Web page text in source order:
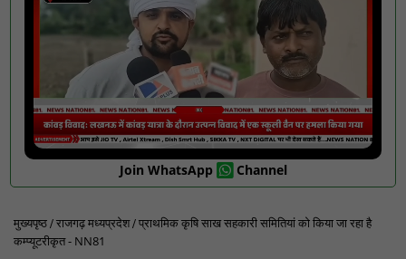
Join WhatsApp Channel
मुख्यपृष्ठ राजगढ़ मध्यप्रदेश प्राथमिक कृषि साख सहकारी समितियां को किया जा रहा है
कम्प्यूटरीकृत - NN81